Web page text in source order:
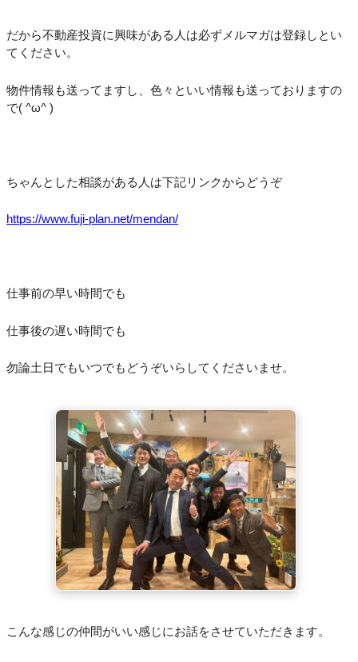
だから不動産投資に興味がある人は必ずメルマガは登録しとい
てください。
物件情報も送ってますし、色々といい情報も送っておりますの
で( ^ω^ )
ちゃんとした相談がある人は下記リンクからどうぞ
https://www.fuji-plan.net/mendan/
仕事前の早い時間でも
仕事後の遅い時間でも
勿論土日でもいつでもどうぞいらしてくださいませ。
こんな感じの仲間がいい感じにお話をさせていただきます。